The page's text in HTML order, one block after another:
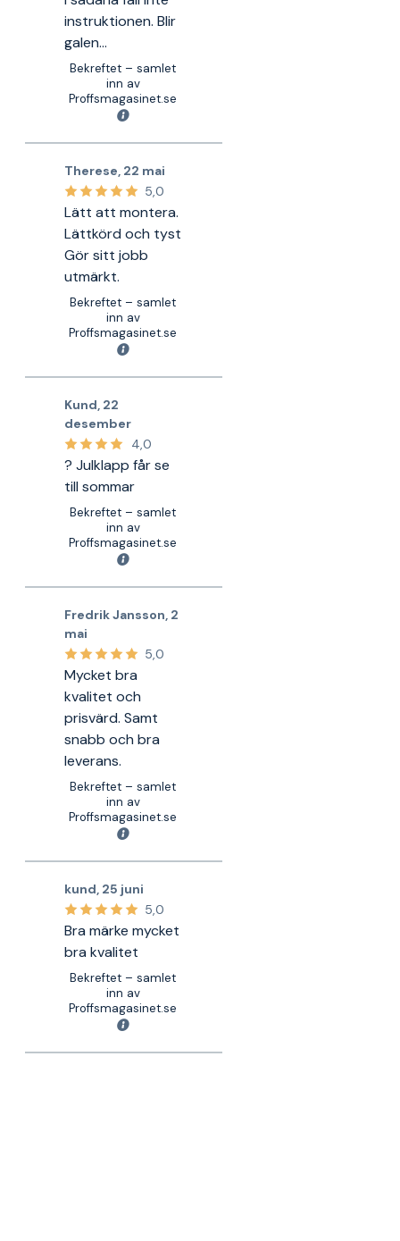
instruktionen. Blir
galen…
Bekreftet – samlet
inn av
Proffsmagasinet.se
Therese, 22 mai
5,0
Lätt att montera.
Lättkörd och tyst
Gör sitt jobb
utmärkt.
Bekreftet – samlet
inn av
Proffsmagasinet.se
Kund, 22
desember
4,0
? Julklapp får se
till sommar
Bekreftet – samlet
inn av
Proffsmagasinet.se
Fredrik Jansson, 2
mai
5,0
Mycket bra
kvalitet och
prisvärd. Samt
snabb och bra
leverans.
Bekreftet – samlet
inn av
Proffsmagasinet.se
kund, 25 juni
5,0
Bra märke mycket
bra kvalitet
Bekreftet – samlet
inn av
Proffsmagasinet.se